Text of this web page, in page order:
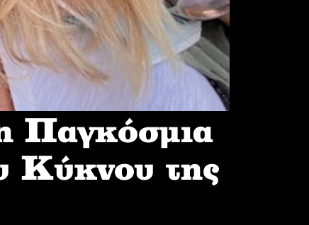
Παγκόσμια
Κύκνου της